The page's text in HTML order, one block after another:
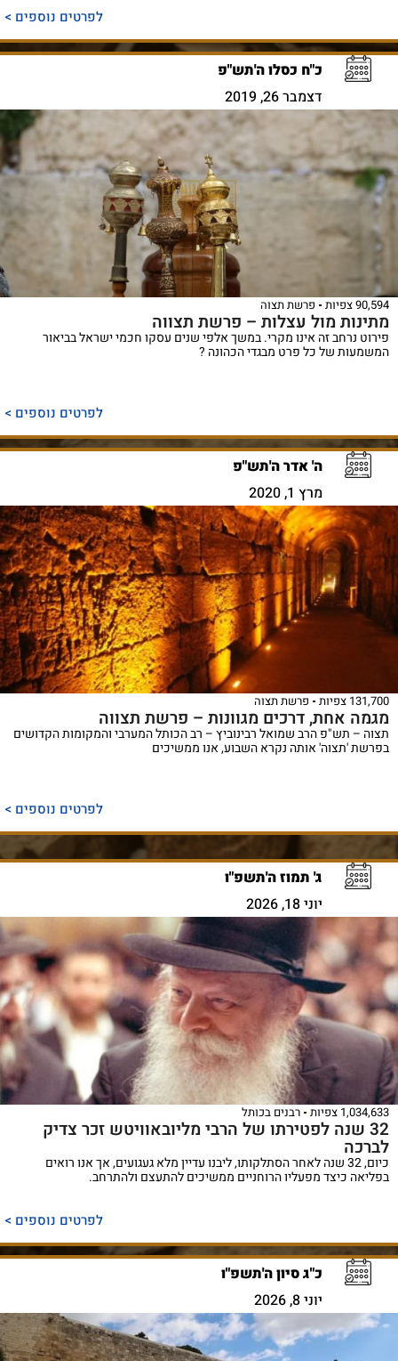
לפרטים נוספים >
כ"ח כסלו ה'תש"פ
דצמבר 26, 2019
90,594 צפיות פרשת תצוה
מתינות מול עצלות – פרשת תצווה
פירוט נרחב זה אינו מקרי. במשך אלפי שנים עסקו חכמי ישראל בביאור
המשמעות של כל פרט מבגדי הכהונה ?
לפרטים נוספים >
ה' אדר ה'תש"פ
מרץ 1, 2020
131,700 צפיות פרשת תצוה
מגמה אחת, דרכים מגוונות – פרשת תצווה
תצוה – תש"פ הרב שמואל רבינוביץ – רב הכותל המערבי והמקומות הקדושים
בפרשת 'תצוה' אותה נקרא השבוע, אנו ממשיכים
לפרטים נוספים >
ג' תמוז ה'תשפ"ו
יוני 18, 2026
1,034,633 צפיות רבנים בכותל
32 שנה לפטירתו של הרבי מליובאוויטש זכר צדיק
לברכה
כיום, 32 שנה לאחר הסתלקותו, ליבנו עדיין מלא געגועים, אך אנו רואים
בפליאה כיצד מפעליו הרוחניים ממשיכים להתעצם ולהתרחב.
לפרטים נוספים >
כ"ג סיון ה'תשפ"ו
יוני 8, 2026